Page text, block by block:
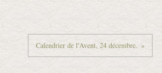
Calendrier de l'Avent, 24 décembre.